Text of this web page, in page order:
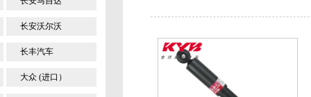
长安沃尔沃
长丰汽车
大众 (进口）